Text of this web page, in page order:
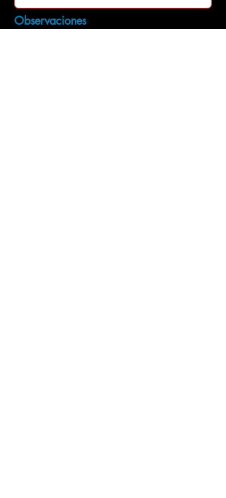
Observaciones